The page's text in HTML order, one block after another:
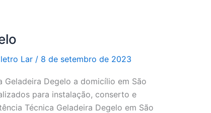
Lar / 8 de setembro de 2023
Geladeira Degelo a domicílio em São
para instalação, conserto e
Técnica Geladeira Degelo em São